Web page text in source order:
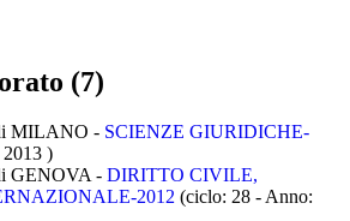
(7)
MILANO - SCIENZE GIURIDICHE-
)
GENOVA - DIRITTO CIVILE,
2012 (ciclo: 28 - Anno: